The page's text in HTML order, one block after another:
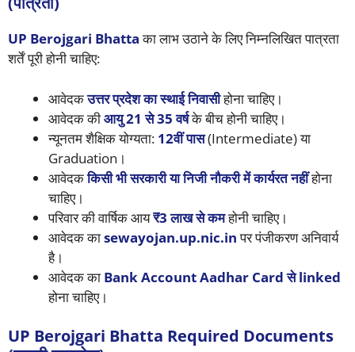
UP Berojgari Bhattaका लाभ उठाने के लिए निम्नलिखित पात्रता
शर्तें पूरी होनी चाहिए:
आवेदकउत्तर प्रदेश का स्थाई निवासीहोना चाहिए।
आवेदक कीआयु 21 से 35 वर्षके बीच होनी चाहिए।
न्यूनतम शैक्षिक योग्यता: 12वीं पास(Intermediate) या
Graduation।
आवेदककिसी भी सरकारी या निजी नौकरी में कार्यरत नहींहोना
चाहिए।
परिवार की वार्षिक आय₹3 लाख से कमहोनी चाहिए।
आवेदक काsewayojan.up.nic.inपर पंजीकरण अनिवार्य
है।
आवेदक का Bank Account Aadhar Card से linked
होना चाहिए।
UP Berojgari Bhatta Required Documents